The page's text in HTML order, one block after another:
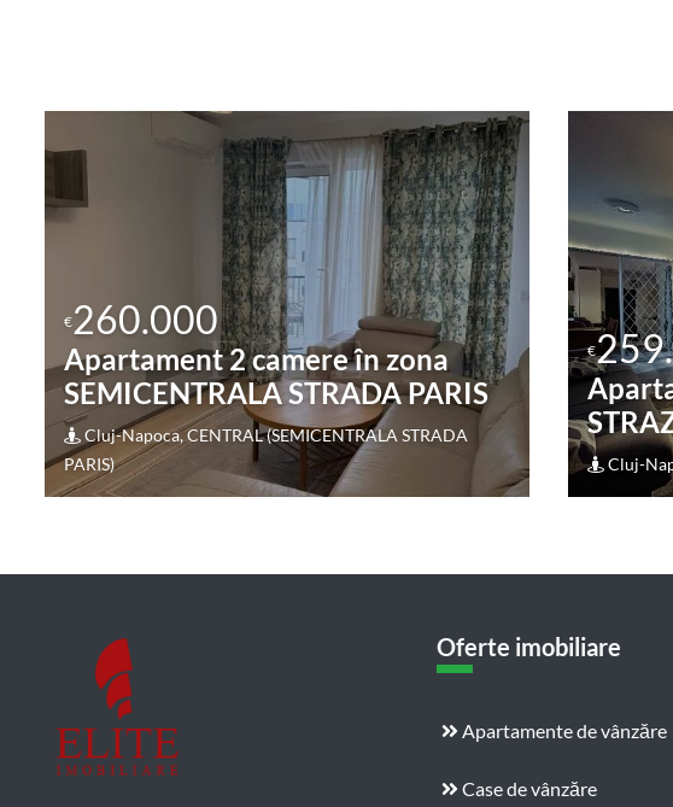
259.000
Apartament 3 camere în zona
STRAZII FABRICII
Cluj-Napoca, MARASTI (STRAZII FABRICII)
Oferte imobiliare
Apartamente de vânzăre
Case de vânzăre